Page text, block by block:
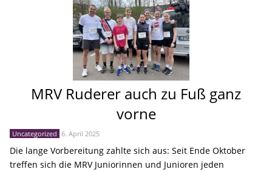
MRV Ruderer auch zu Fuß ganz
vorne
Uncategorized 6. April 2025
Die lange Vorbereitung zahlte sich aus: Seit Ende Oktober
treffen sich die MRV Juniorinnen und Junioren jeden